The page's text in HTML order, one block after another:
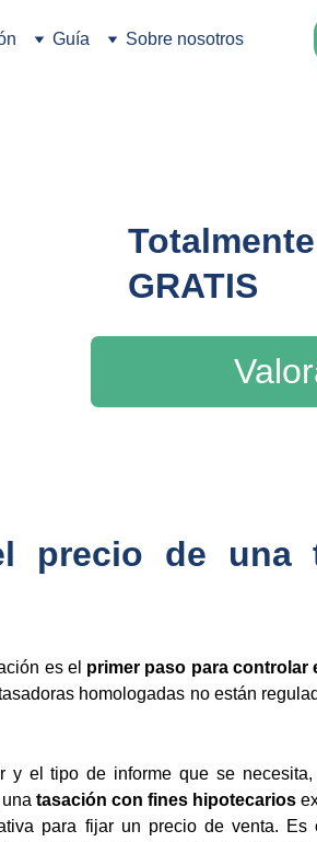
Guía Sobre nosotros
Totalmente
GRATIS
precio de una
es el primer paso para controlar
homologadas no están
el tipo de informe que se
tasación con fines hipotecarios
para fijar un precio de venta. Es